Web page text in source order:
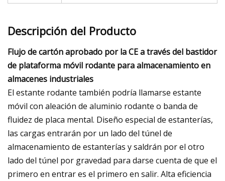
Descripción del Producto
Flujo de cartón aprobado por la CE a través del bastidor
de plataforma móvil rodante para almacenamiento en
almacenes industriales
El estante rodante también podría llamarse estante
móvil con aleación de aluminio rodante o banda de
fluidez de placa mental. Diseño especial de estanterías,
las cargas entrarán por un lado del túnel de
almacenamiento de estanterías y saldrán por el otro
lado del túnel por gravedad para darse cuenta de que el
primero en entrar es el primero en salir. Alta eficiencia